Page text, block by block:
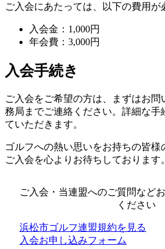
ご入会にあたっては、以下の費用が
入会金：1,000円
年会費：3,000円
入会手続き
ご入会をご希望の方は、まずはお
務局までご連絡ください。詳細な手
ていただきます。
ゴルフへの熱い思いをお持ちの皆様
ご入会を心よりお待ちしております。
ご入会・当連盟へのご質問など
ください
浜松市ゴルフ連盟規約を見る
入会お申し込みフォーム